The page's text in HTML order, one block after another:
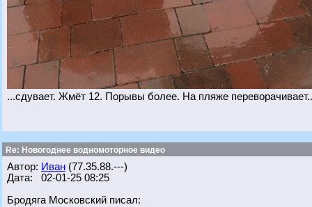
...сдувает. Жмёт 12. Порывы более. На пляже
Re: Новогоднее водномоторное видео
Автор: Иван (77.35.88.---)
Дата: 02-01-25 08:25
Бродяга Московский писал: